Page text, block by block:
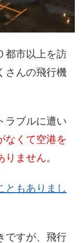
都市以上を訪
さんの飛行機
ラブルに遭い
なくて空港を
ません。
ともありまし
ですが、飛行